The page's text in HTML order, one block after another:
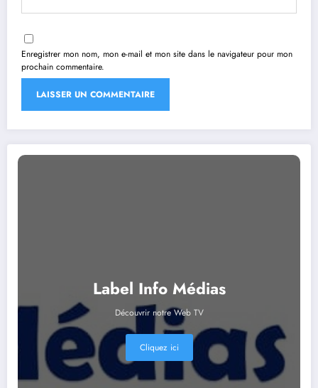
Enregistrer mon nom, mon e-mail et mon site dans le navigateur pour mon
prochain commentaire.
Label Info Médias
Découvrir notre Web TV
Cliquez ici